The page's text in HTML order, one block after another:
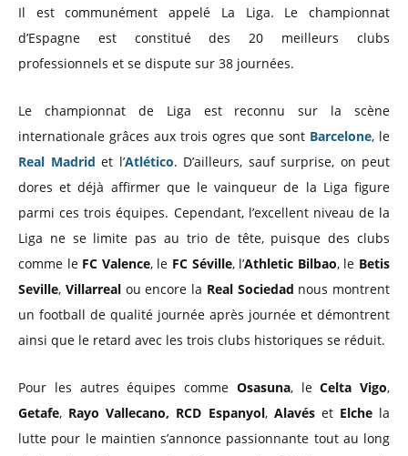
Il est communément appelé La Liga. Le championnat
d’Espagne est constitué des 20 meilleurs clubs
professionnels et se dispute sur 38 journées.
Le championnat de Liga est reconnu sur la scène
internationale grâces aux trois ogres que sont Barcelone, le
Real Madrid et l’Atlético. D’ailleurs, sauf surprise, on peut
dores et déjà affirmer que le vainqueur de la Liga figure
parmi ces trois équipes. Cependant, l’excellent niveau de la
Liga ne se limite pas au trio de tête, puisque des clubs
comme le FC Valence, le FC Séville, l’Athletic Bilbao, le Betis
Seville, Villarrealou encore la Real Sociedad nous montrent
un football de qualité journée après journée et démontrent
ainsi que le retard avec les trois clubs historiques se réduit.
Pour les autres équipes comme Osasuna, leCelta Vigo,
Getafe, Rayo Vallecano, RCD Espanyol, Alavéset Elchela
lutte pour le maintien s’annonce passionnante tout au long